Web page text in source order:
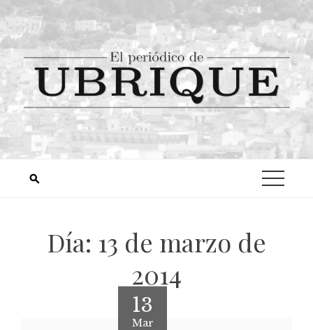
Día: 13 de marzo de
2014
13
Mar